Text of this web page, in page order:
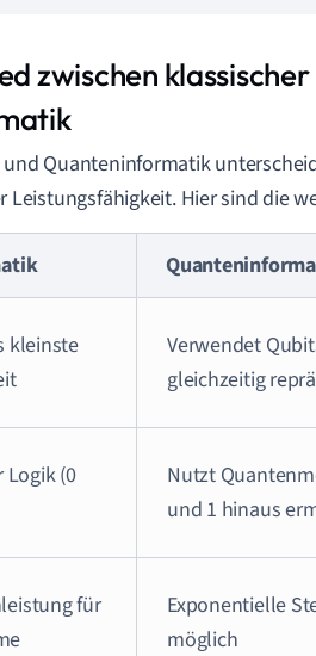
zwischen
Quanteninformatik
Leistungsfähigkeit. Hier sind die
kleinste
Verwendet
gleichzeitig
Logik (0
Nutzt
und 1 hinaus
für
Exponentielle
möglich